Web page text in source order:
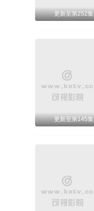
更新至第252集
更新至第145集